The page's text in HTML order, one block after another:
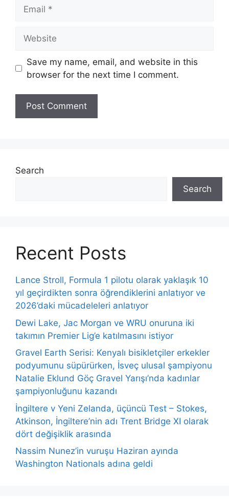
Save my name, email, and website in this
browser for the next time I comment.
Search
Search
Recent Posts
Lance Stroll, Formula 1 pilotu olarak yaklaşık 10
yıl geçirdikten sonra öğrendiklerini anlatıyor ve
2026’daki mücadeleleri anlatıyor
Dewi Lake, Jac Morgan ve WRU onuruna iki
takımın Premier Lig’e katılmasını istiyor
Gravel Earth Serisi: Kenyalı bisikletçiler erkekler
podyumunu süpürürken, İsveç ulusal şampiyonu
Natalie Eklund Göç Gravel Yarışı’nda kadınlar
şampiyonluğunu kazandı
İngiltere v Yeni Zelanda, üçüncü Test – Stokes,
Atkinson, İngiltere’nin adı Trent Bridge XI olarak
dört değişiklik arasında
Nassim Nunez’in vuruşu Haziran ayında
Washington Nationals adına geldi